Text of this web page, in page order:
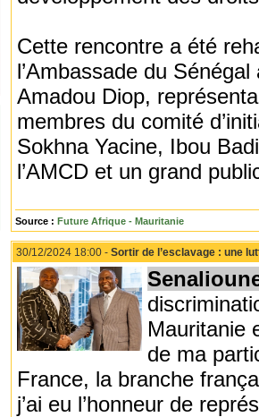
Cette rencontre a été
l’Ambassade du
Amadou Diop,
membres du comité
Sokhna Yacine, Ibou
l’AMCD et un grand
Source : Future Afrique - Mauritanie
30/12/2024 18:00 - Sortir de l’esclavage : une
Mauritanie
de ma
France, la branche
j’ai eu l’honneur de